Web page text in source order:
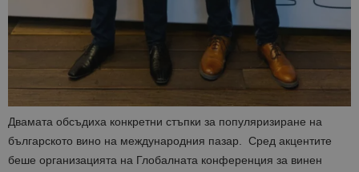
Двамата обсъдиха конкретни стъпки за популяризиране на
българското вино на международния пазар. Сред акцентите
беше организацията на Глобалната конференция за винен